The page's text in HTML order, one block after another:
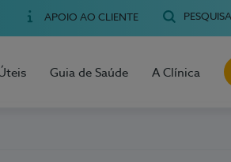
APOIO AO CLIENTE PESQUISA
Guia de Saúde A Clínica